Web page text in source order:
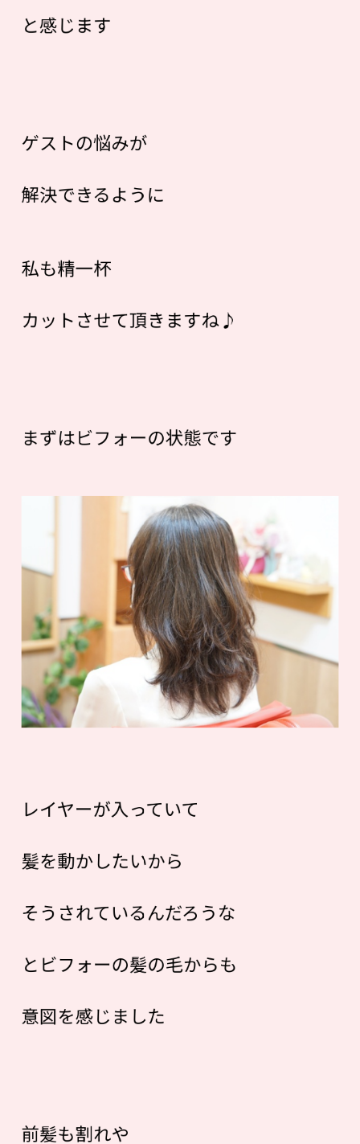
と感じます
ゲストの悩みが
解決できるように
私も精一杯
カットさせて頂きますね♪
まずはビフォーの状態です
レイヤーが入っていて
髪を動かしたいから
そうされているんだろうな
とビフォーの髪の毛からも
意図を感じました
前髪も割れや